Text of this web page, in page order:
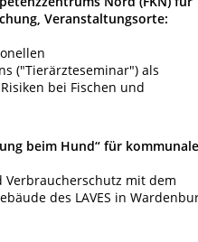
Veranstaltungsorte:
("Tierärzteseminar") als
bei Fischen und
beim Hund“ für kommunale
mit dem
des LAVES in